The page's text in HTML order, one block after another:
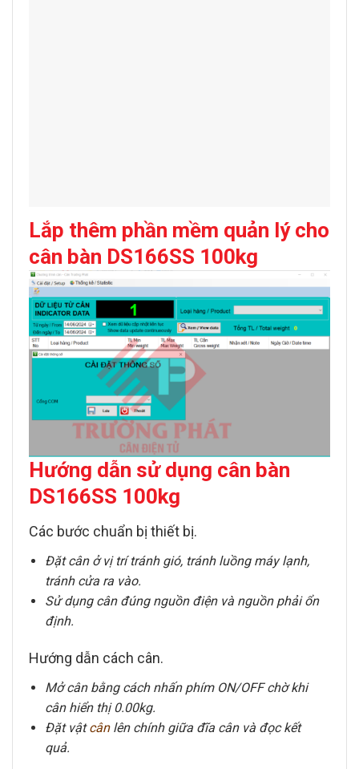
Lắp thêm phần mềm quản lý cho
cân bàn DS166SS 100kg
Hướng dẫn sử dụng cân bàn
DS166SS 100kg
Các bước chuẩn bị thiết bị.
Đặt cân ở vị trí tránh gió, tránh luồng máy lạnh,
tránh cửa ra vào.
Sử dụng cân đúng nguồn điện và nguồn phải ổn
định.
Hướng dẫn cách cân.
Mở cân bằng cách nhấn phím ON/OFF chờ khi
cân hiển thị 0.00kg.
Đặt vậtcânlên chính giữa đĩa cân và đọc kết
quả.